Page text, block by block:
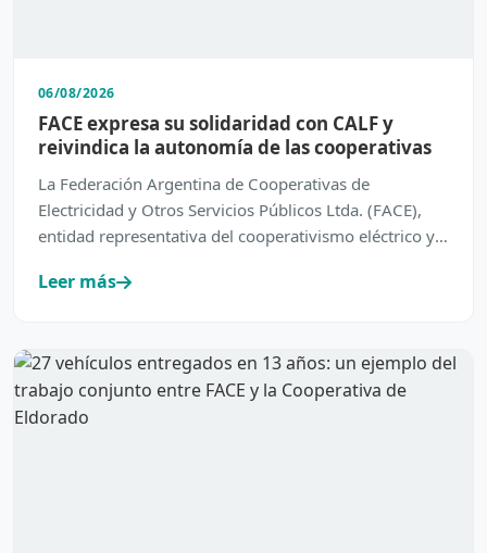
06/08/2026
FACE expresa su solidaridad con CALF y
reivindica la autonomía de las cooperativas
La Federación Argentina de Cooperativas de
Electricidad y Otros Servicios Públicos Ltda. (FACE),
entidad representativa del cooperativismo eléctrico y
Leer más